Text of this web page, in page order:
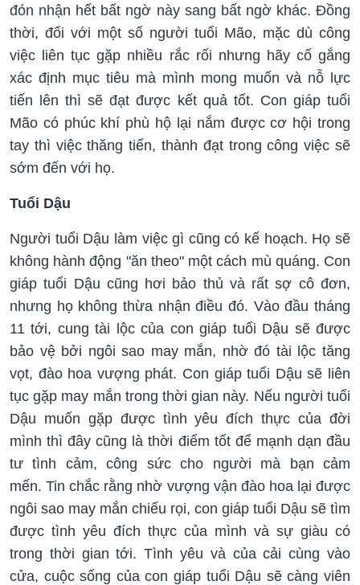
đón nhận hết bất ngờ này sang bất ngờ khác. Đồng
thời, đối với một số người tuổi Mão, mặc dù công
việc liên tục gặp nhiều rắc rối nhưng hãy cố gắng
xác định mục tiêu mà mình mong muốn và nỗ lực
tiến lên thì sẽ đạt được kết quả tốt. Con giáp tuổi
Mão có phúc khí phù hộ lại nắm được cơ hội trong
tay thì việc thăng tiến, thành đạt trong công việc sẽ
sớm đến với họ.
Tuổi Dậu
Người tuổi Dậu làm việc gì cũng có kế hoạch. Họ sẽ
không hành động "ăn theo" một cách mù quáng. Con
giáp tuổi Dậu cũng hơi bảo thủ và rất sợ cô đơn,
nhưng họ không thừa nhận điều đó. Vào đầu tháng
11 tới, cung tài lộc của con giáp tuổi Dậu sẽ được
bảo vệ bởi ngôi sao may mắn, nhờ đó tài lộc tăng
vọt, đào hoa vượng phát. Con giáp tuổi Dậu sẽ liên
tục gặp may mắn trong thời gian này. Nếu người tuổi
Dậu muốn gặp được tình yêu đích thực của đời
mình thì đây cũng là thời điểm tốt để mạnh dạn đầu
tư tình cảm, công sức cho người mà bạn cảm
mến. Tin chắc rằng nhờ vượng vận đào hoa lại được
ngôi sao may mắn chiếu rọi, con giáp tuổi Dậu sẽ tìm
được tình yêu đích thực của mình và sự giàu có
trong thời gian tới. Tình yêu và của cải cùng vào
cửa, cuộc sống của con giáp tuổi Dậu sẽ càng viên